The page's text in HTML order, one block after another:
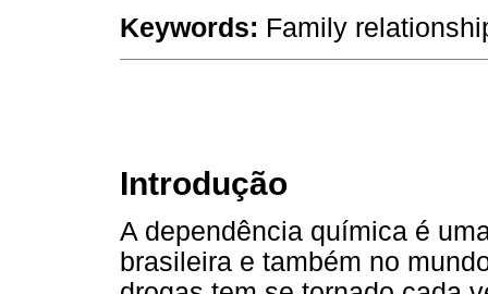
Keywords: Family
Introdução
A dependência química é
brasileira e também no